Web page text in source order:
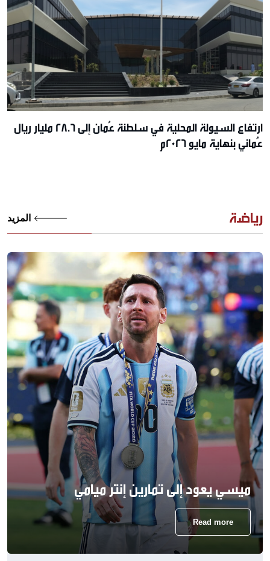
ارتفاع السيولة المحلية في سلطنة عُمان إلى 28.6 مليار ريال
عُماني بنهاية مايو 2026م
رياضة المزيد
ميسي يعود إلى تمارين إنتر ميامي
Read more